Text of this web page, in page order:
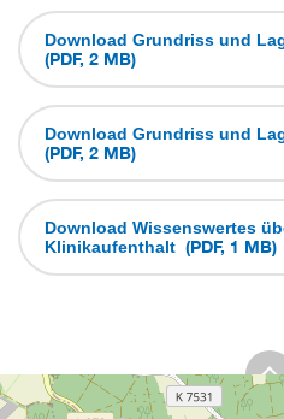
Download Grundriss und
(PDF, 2 MB)
Download Grundriss und
(PDF, 2 MB)
Download Wissenswertes
Klinikaufenthalt (PDF, 1 MB)